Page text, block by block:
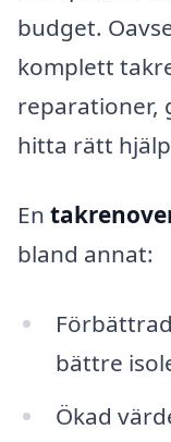
budget.
komplett
reparationer,
hitta rätt
En
bland annat:
bättre
Ökad